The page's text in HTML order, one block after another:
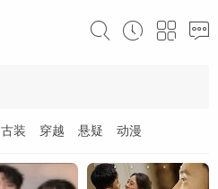
古装 穿越 悬疑 动漫